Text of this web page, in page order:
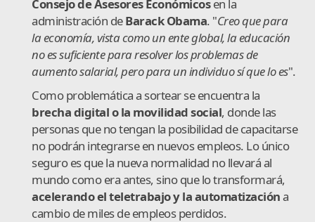
Consejo de Asesores Económicosen la
administración deBarack Obama. "Creo que para
la economía, vista como un ente global, la educación
no es suficiente para resolver los problemas de
aumento salarial, pero para un individuo sí que lo es".
Como problemática a sortear se encuentra la
brecha digital o la movilidad social, donde las
personas que no tengan la posibilidad de capacitarse
no podrán integrarse en nuevos empleos. Lo único
seguro es que la nueva normalidad no llevará al
mundo como era antes, sino que lo transformará,
acelerando el teletrabajo y la automatizacióna
cambio de miles de empleos perdidos.